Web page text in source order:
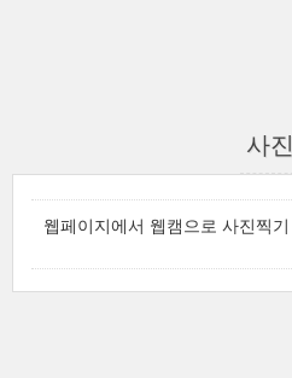
사진
웹페이지에서 웹캠으로 사진찍기